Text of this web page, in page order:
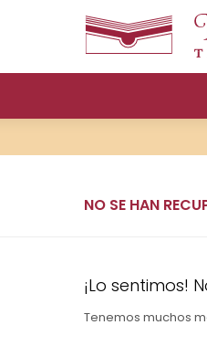
NO SE HAN
¡Lo sentimos!
Tenemos muchos